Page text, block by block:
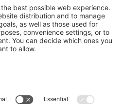
HAI LA PARTITA
IVA?
Per ordini, offerte,
prezzi speciali e
ulteriori articoli